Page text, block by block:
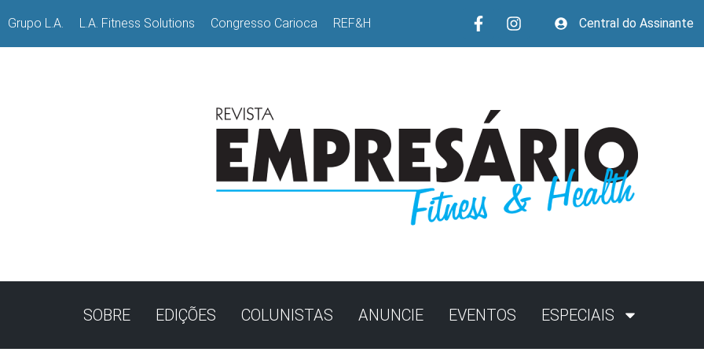
Grupo L.A. L.A. Fitness Solutions Congresso Carioca REF&H Central do Assinante
SOBRE EDIÇÕES COLUNISTAS ANUNCIE EVENTOS ESPECIAIS